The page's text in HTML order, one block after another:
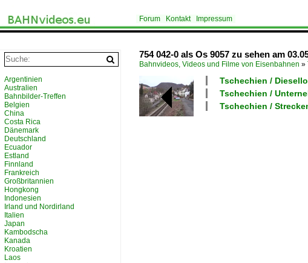
Forum Kontakt Impressum
754 042-0 als Os 9057 zu sehen am
Bahnvideos, Videos und Filme von Eisenbahnen »
Tschechien /
Tschechien /
Tschechien /
Argentinien
Australien
Bahnbilder-Treffen
Belgien
China
Costa Rica
Dänemark
Deutschland
Ecuador
Estland
Finnland
Frankreich
Großbritannien
Hongkong
Indonesien
Irland und Nordirland
Italien
Japan
Kambodscha
Kanada
Kroatien
Laos